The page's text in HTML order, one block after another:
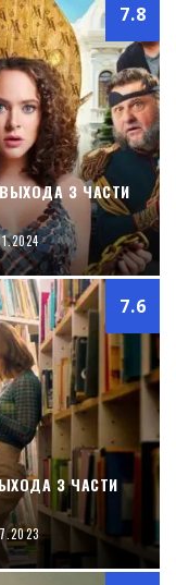
7.8
3 ЧАСТИ
7.6
3 ЧАСТИ